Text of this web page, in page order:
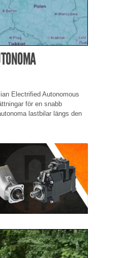
Electrified Autonomous
för en snabb
lastbilar längs den